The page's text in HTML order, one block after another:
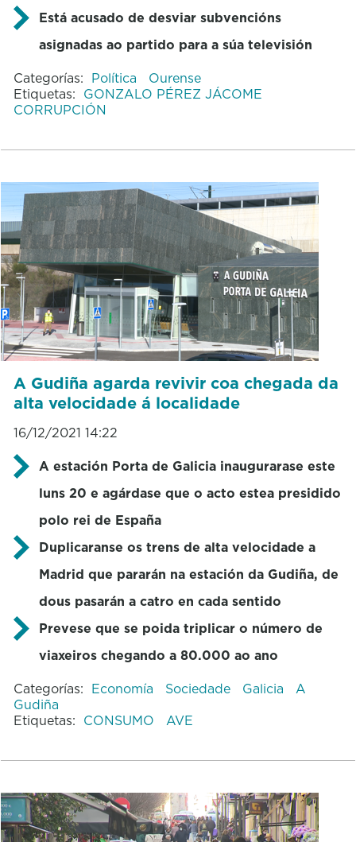
Está acusado de desviar subvencións
asignadas ao partido para a súa televisión
Categorías: Política
Ourense
Etiquetas: GONZALO PÉREZ JÁCOME
CORRUPCIÓN
A Gudiña agarda revivir coa chegada da
alta velocidade á localidade
16/12/2021 14:22
A estación Porta de Galicia inaugurarase este
luns 20 e agárdase que o acto estea presidido
polo rei de España
Duplicaranse os trens de alta velocidade a
Madrid que pararán na estación da Gudiña, de
dous pasarán a catro en cada sentido
Prevese que se poida triplicar o número de
viaxeiros chegando a 80.000 ao ano
Categorías: Economía Sociedade Galicia
A
Gudiña
Etiquetas: CONSUMO AVE